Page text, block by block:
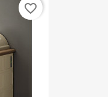
favorite_border